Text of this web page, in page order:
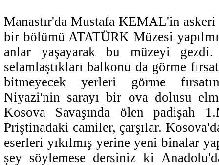
Manastır'da Mustafa KEMAL'in
bir bölümü ATATÜRK Müzesi
anlar yaşayarak bu müzeyi
selamlaştıkları balkonu da görme
bitmeyecek yerleri görme
Niyazi'nin sarayı bir ova dolusu
Kosova Savaşında ölen padişah
Priştinadaki camiler, çarşılar.
eserleri yıkılmış yerine yeni binalar
şey söylemese dersiniz ki